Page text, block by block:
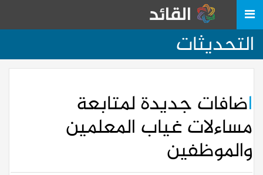
التحديثات
اضافات جديدة لمتابعة
مساءلات غياب المعلمين
والموظفين